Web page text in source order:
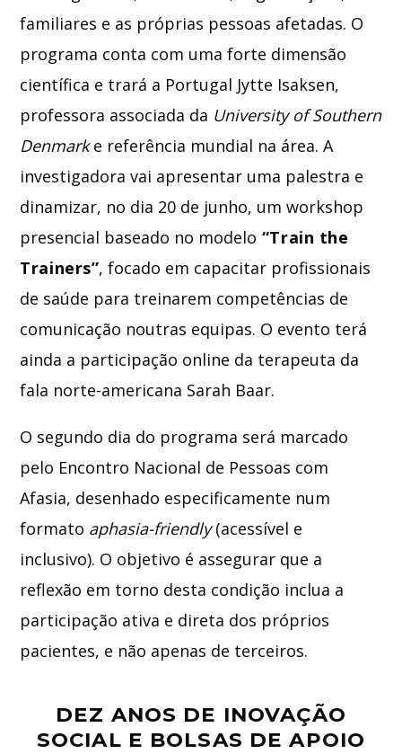
familiares e as próprias pessoas afetadas. O
programa conta com uma forte dimensão
científica e trará a Portugal Jytte Isaksen,
professora associada da University of Southern
Denmarke referência mundial na área. A
investigadora vai apresentar uma palestra e
dinamizar, no dia 20 de junho, um workshop
presencial baseado no modelo “Train the
Trainers”, focado em capacitar profissionais
de saúde para treinarem competências de
comunicação noutras equipas. O evento terá
ainda a participação online da terapeuta da
fala norte-americana Sarah Baar.
O segundo dia do programa será marcado
pelo Encontro Nacional de Pessoas com
Afasia, desenhado especificamente num
formato aphasia-friendly(acessível e
inclusivo). O objetivo é assegurar que a
reflexão em torno desta condição inclua a
participação ativa e direta dos próprios
pacientes, e não apenas de terceiros.
DEZ ANOS DE INOVAÇÃO
SOCIAL E BOLSAS DE APOIO